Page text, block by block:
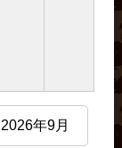
2026年9月